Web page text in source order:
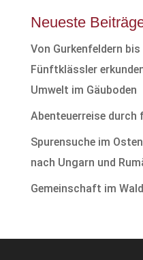
Neueste
Von Gurkenfeldern
Fünftklässler
Umwelt im Gäuboden
Abenteuerreise
Spurensuche im
nach Ungarn und
Gemeinschaft im